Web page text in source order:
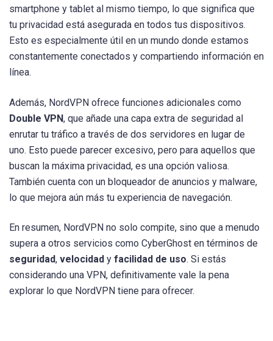
smartphone y tablet al mismo tiempo, lo que significa que
tu privacidad está asegurada en todos tus dispositivos.
Esto es especialmente útil en un mundo donde estamos
constantemente conectados y compartiendo información en
línea.
Además, NordVPN ofrece funciones adicionales como
Double VPN, que añade una capa extra de seguridad al
enrutar tu tráfico a través de dos servidores en lugar de
uno. Esto puede parecer excesivo, pero para aquellos que
buscan la máxima privacidad, es una opción valiosa.
También cuenta con un bloqueador de anuncios y malware,
lo que mejora aún más tu experiencia de navegación.
En resumen, NordVPN no solo compite, sino que a menudo
supera a otros servicios como CyberGhost en términos de
seguridad, velocidad y facilidad de uso. Si estás
considerando una VPN, definitivamente vale la pena
explorar lo que NordVPN tiene para ofrecer.